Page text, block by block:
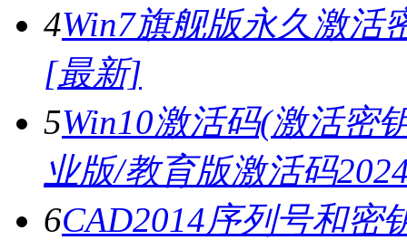
4Win7旗舰版永久激活
[最新]
5Win10激活码(激活密
业版/教育版激活码
6CAD2014序列号和密